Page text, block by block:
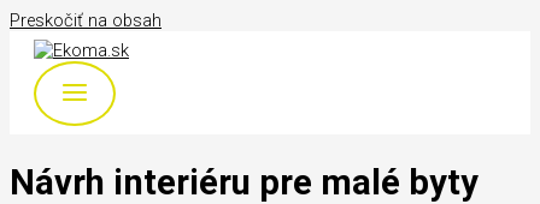
Preskočiť na obsah
Návrh interiéru pre malé byty